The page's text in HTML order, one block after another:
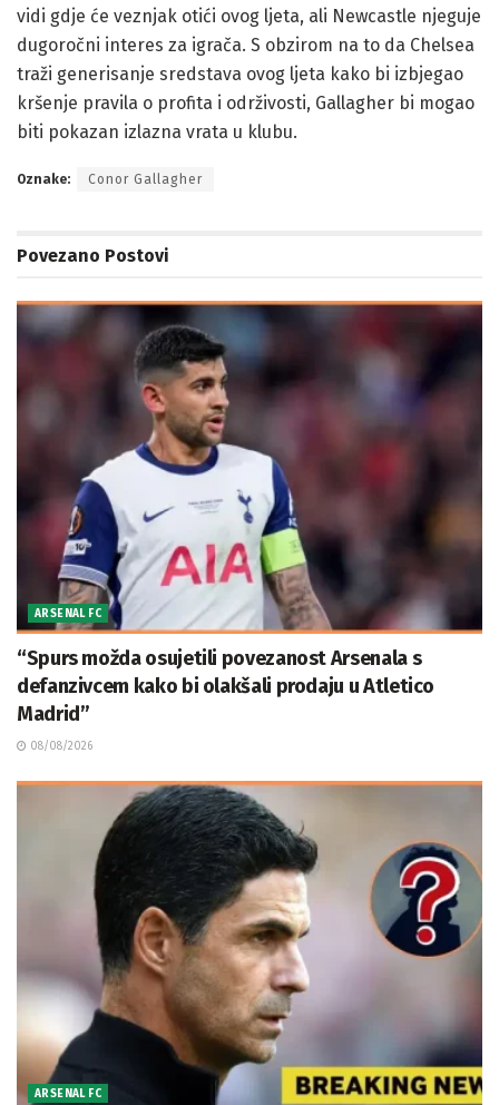
vidi gdje će veznjak otići ovog ljeta, ali Newcastle njeguje
dugoročni interes za igrača. S obzirom na to da Chelsea
traži generisanje sredstava ovog ljeta kako bi izbjegao
kršenje pravila o profita i održivosti, Gallagher bi mogao
biti pokazan izlazna vrata u klubu.
Oznake: Conor Gallagher
Povezano Postovi
ARSENAL FC
“Spurs možda osujetili povezanost Arsenala s
defanzivcem kako bi olakšali prodaju u Atletico
Madrid”
08/08/2026
ARSENAL FC